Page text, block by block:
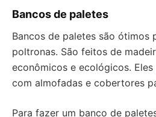
Bancos de paletes
Bancos de paletes são ótimos
poltronas. São feitos de
econômicos e ecológicos.
com almofadas e cobertores
Para fazer um banco de